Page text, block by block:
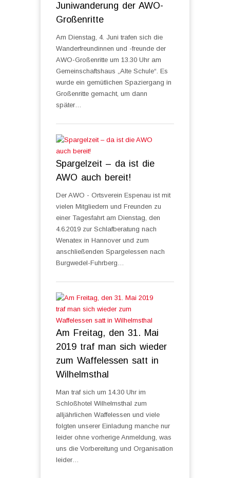
Juniwanderung der AWO-
Großenritte
Am Dienstag, 4. Juni trafen sich die
Wanderfreundinnen und -freunde der
AWO-Großenritte um 13.30 Uhr am
Gemeinschaftshaus „Alte Schule“. Es
wurde ein gemütlichen Spaziergang in
Großenritte gemacht, um dann
später…
Spargelzeit – da ist die
AWO auch bereit!
Der AWO - Ortsverein Espenau ist mit
vielen Mitgliedern und Freunden zu
einer Tagesfahrt am Dienstag, den
4.6.2019 zur Schlafberatung nach
Wenatex in Hannover und zum
anschließenden Spargelessen nach
Burgwedel-Fuhrberg…
Am Freitag, den 31. Mai
2019 traf man sich wieder
zum Waffelessen satt in
Wilhelmsthal
Man traf sich um 14.30 Uhr im
Schloßhotel Wilhelmsthal zum
alljährlichen Waffelessen und viele
folgten unserer Einladung manche nur
leider ohne vorherige Anmeldung, was
uns die Vorbereitung und Organisation
leider…